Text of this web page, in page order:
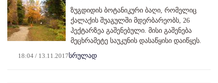
ზუგდიდის ბოტანიკური ბაღი, რომელიც
ქალაქის შუაგულში მდერბარეობს, 26
ჰექტარზეა გაშენებული. მისი გაშენება
მეცხრამეტე საუკუნის დასაწყისი დაიწყეს.
18:04 / 13.11.2017სრულად